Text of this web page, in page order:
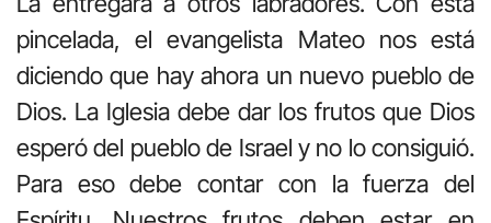
pincelada, el evangelista Mateo nos está
diciendo que hay ahora un nuevo pueblo de
Dios. La Iglesia debe dar los frutos que Dios
esperó del pueblo de Israel y no lo consiguió.
Para eso debe contar con la fuerza del